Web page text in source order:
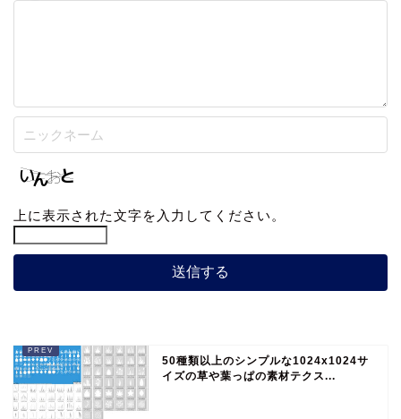
上に表示された文字を入力してください。
50種類以上のシンプルな1024x1024サ
イズの草や葉っぱの素材テクス...